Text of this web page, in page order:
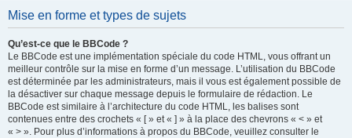
Mise en forme et types de sujets
Qu’est-ce que le BBCode ?
Le BBCode est une implémentation spéciale du code HTML, vous offrant un
meilleur contrôle sur la mise en forme d’un message. L’utilisation du BBCode
est déterminée par les administrateurs, mais il vous est également possible de
la désactiver sur chaque message depuis le formulaire de rédaction. Le
BBCode est similaire à l’architecture du code HTML, les balises sont
contenues entre des crochets « [ » et « ] » à la place des chevrons « < » et
« > ». Pour plus d’informations à propos du BBCode, veuillez consulter le